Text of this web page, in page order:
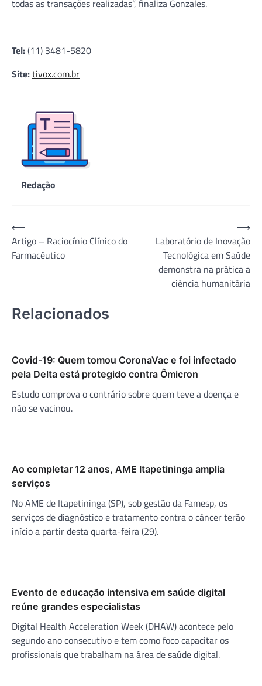
todas as transações realizadas”, finaliza Gonzales.
Tel:(11) 3481-5820
Site:tivox.com.br
Redação
Navegação
de
Post
⟵
Artigo – Raciocínio Clínico do
Farmacêutico
Laboratório de Inovação
Tecnológica em Saúde
demonstra na prática a
ciência humanitária
⟶
Relacionados
Covid-19: Quem tomou CoronaVac e foi infectado
pela Delta está protegido contra Ômicron
Estudo comprova o contrário sobre quem teve a doença e
não se vacinou.
Ao completar 12 anos, AME Itapetininga amplia
serviços
No AME de Itapetininga (SP), sob gestão da Famesp, os
serviços de diagnóstico e tratamento contra o câncer terão
início a partir desta quarta-feira (29).
Evento de educação intensiva em saúde digital
reúne grandes especialistas
Digital Health Acceleration Week (DHAW) acontece pelo
segundo ano consecutivo e tem como foco capacitar os
profissionais que trabalham na área de saúde digital.